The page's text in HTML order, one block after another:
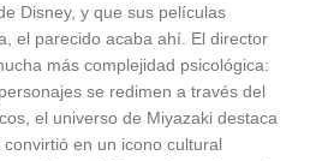
Disney, y que sus películas
el parecido acaba ahí. El director
más complejidad psicológica:
se redimen a través del
el universo de Miyazaki destaca
en un icono cultural